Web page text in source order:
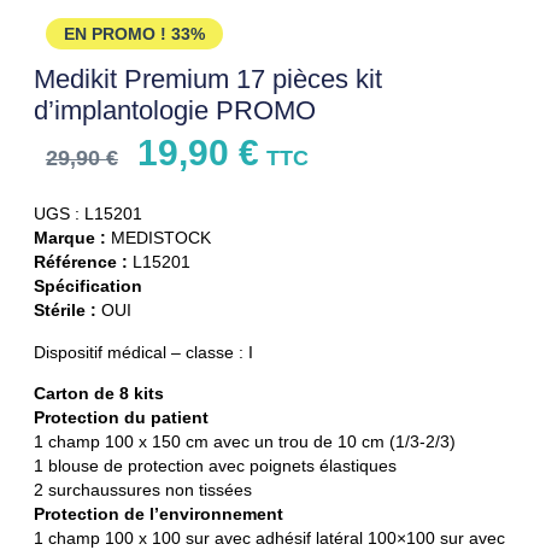
EN PROMO ! 33%
Medikit Premium 17 pièces kit
d’implantologie PROMO
29,90€ 19,90 € TTC
UGS : L15201
Marque : MEDISTOCK
Référence : L15201
Spécification
Stérile : OUI
Dispositif médical – classe : I
Carton de 8 kits
Protection du patient
1 champ 100 x 150 cm avec un trou de 10 cm (1/3-2/3)
1 blouse de protection avec poignets élastiques
2 surchaussures non tissées
Protection de l’environnement
1 champ 100 x 100 sur avec adhésif latéral 100×100 sur avec